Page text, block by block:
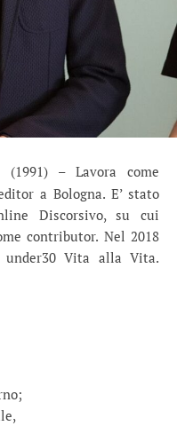
(1991) – Lavora come
a Bologna. E’ stato
Discorsivo, su cui
contributor. Nel 2018
Vita alla Vita.